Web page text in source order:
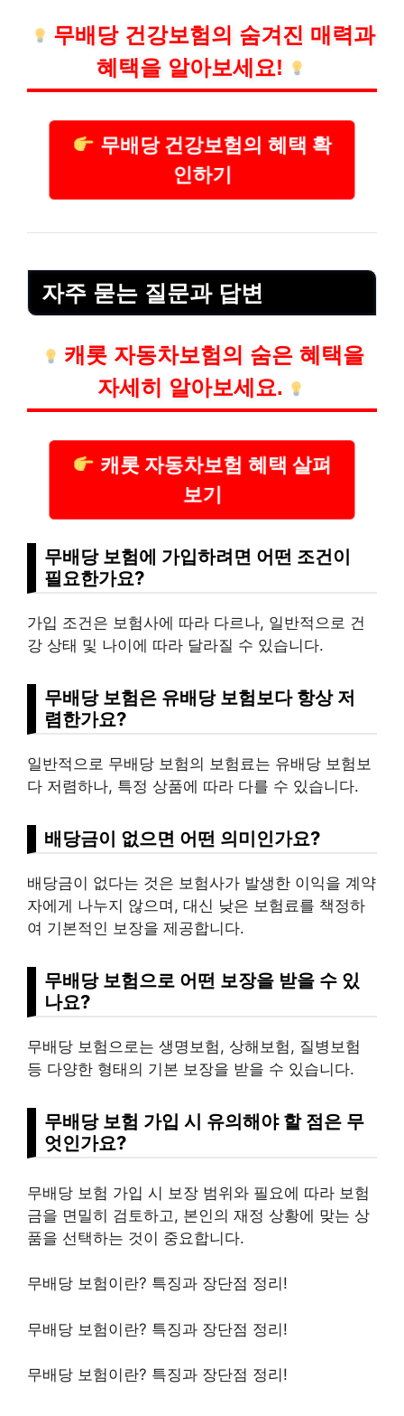
무배당 건강보험의 숨겨진 매력과
혜택을 알아보세요!
무배당 건강보험의 혜택 확
인하기
자주 묻는 질문과 답변
캐롯 자동차보험의 숨은 혜택을
자세히 알아보세요.
캐롯 자동차보험 혜택 살펴
보기
무배당 보험에 가입하려면 어떤 조건이
필요한가요?
가입 조건은 보험사에 따라 다르나, 일반적으로 건
강 상태 및 나이에 따라 달라질 수 있습니다.
무배당 보험은 유배당 보험보다 항상 저
렴한가요?
일반적으로 무배당 보험의 보험료는 유배당 보험보
다 저렴하나, 특정 상품에 따라 다를 수 있습니다.
배당금이 없으면 어떤 의미인가요?
배당금이 없다는 것은 보험사가 발생한 이익을 계약
자에게 나누지 않으며, 대신 낮은 보험료를 책정하
여 기본적인 보장을 제공합니다.
무배당 보험으로 어떤 보장을 받을 수 있
나요?
무배당 보험으로는 생명보험, 상해보험, 질병보험
등 다양한 형태의 기본 보장을 받을 수 있습니다.
무배당 보험 가입 시 유의해야 할 점은 무
엇인가요?
무배당 보험 가입 시 보장 범위와 필요에 따라 보험
금을 면밀히 검토하고, 본인의 재정 상황에 맞는 상
품을 선택하는 것이 중요합니다.
무배당 보험이란? 특징과 장단점 정리!
무배당 보험이란? 특징과 장단점 정리!
무배당 보험이란? 특징과 장단점 정리!